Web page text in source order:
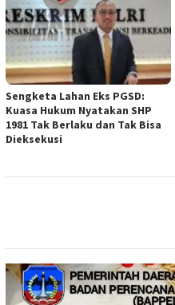
Sengketa Lahan Eks PGSD:
Kuasa Hukum Nyatakan SHP
1981 Tak Berlaku dan Tak Bisa
Dieksekusi